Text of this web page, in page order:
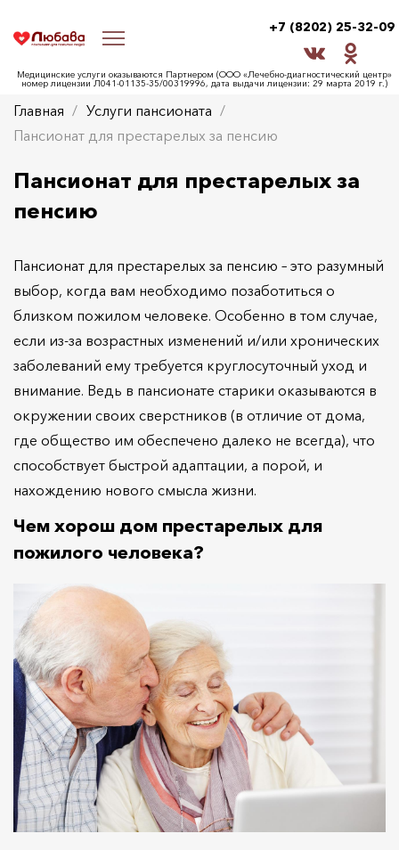
+7 (8202) 25-32-09
Медицинские услуги оказываются Партнером (ООО «Лечебно-диагностический центр»
номер лицензии Л041-01135-35/00319996, дата выдачи лицензии: 29 марта 2019 г.)
Главная
Услуги пансионата
Пансионат для престарелых за пенсию
Пансионат для престарелых за
пенсию
Пансионат для престарелых за пенсию – это разумный
выбор, когда вам необходимо позаботиться о
близком пожилом человеке. Особенно в том случае,
если из-за возрастных изменений и/или хронических
заболеваний ему требуется круглосуточный уход и
внимание. Ведь в пансионате старики оказываются в
окружении своих сверстников (в отличие от дома,
где общество им обеспечено далеко не всегда), что
способствует быстрой адаптации, а порой, и
нахождению нового смысла жизни.
Чем хорош дом престарелых для
пожилого человека?